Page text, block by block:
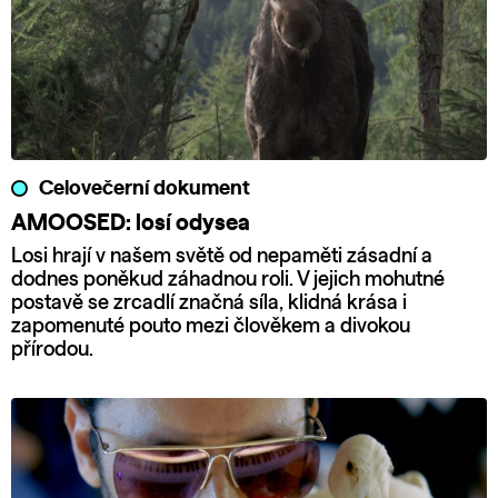
Celovečerní dokument
AMOOSED: losí odysea
Losi hrají v našem světě od nepaměti zásadní a
dodnes poněkud záhadnou roli. V jejich mohutné
postavě se zrcadlí značná síla, klidná krása i
zapomenuté pouto mezi člověkem a divokou
přírodou.